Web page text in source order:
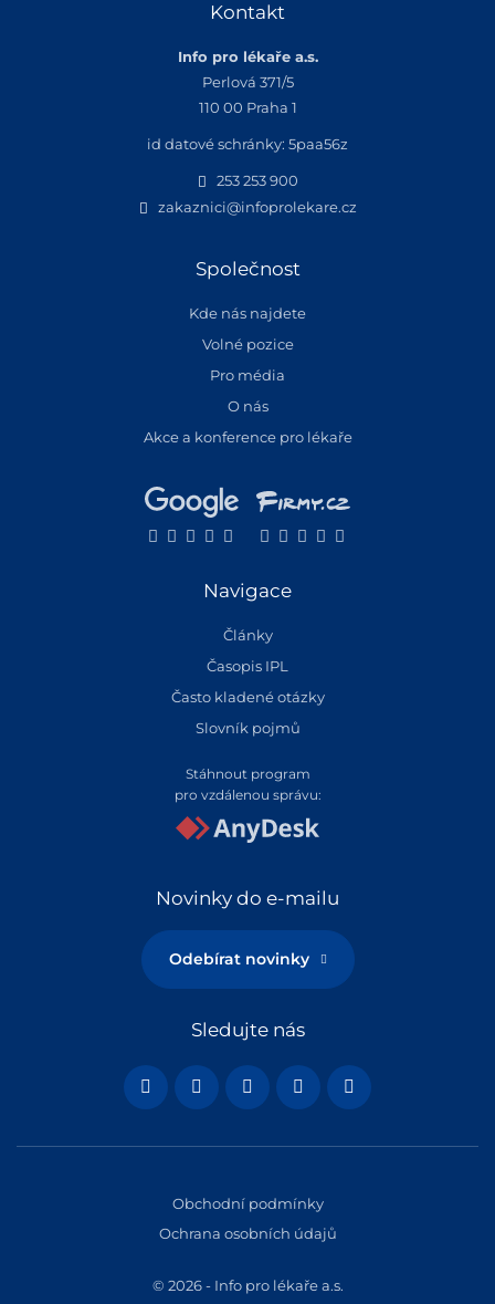
Kontakt
Info pro lékaře a.s.
Perlová 371/5
110 00 Praha 1
id datové schránky: 5paa56z
253 253 900
zakaznici@infoprolekare.cz
Společnost
Kde nás najdete
Volné pozice
Pro média
O nás
Akce a konference pro lékaře
Navigace
Články
Časopis IPL
Často kladené otázky
Slovník pojmů
Stáhnout program
pro vzdálenou správu:
Novinky do e-mailu
Odebírat novinky
Sledujte nás
© 2026 - Info pro lékaře a.s.
Obchodní podmínky
Ochrana osobních údajů